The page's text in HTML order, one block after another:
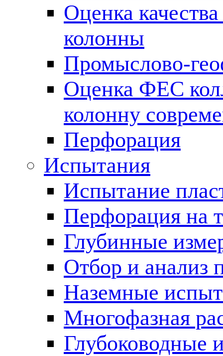
Оценка
колонны
Промыслово-
Оценка ФЕС
колонну
Перфорация
Испытания
Испытание
Перфорация на
Глубинные
Отбор и анализ
Наземные
Многофазная
Глубоководные